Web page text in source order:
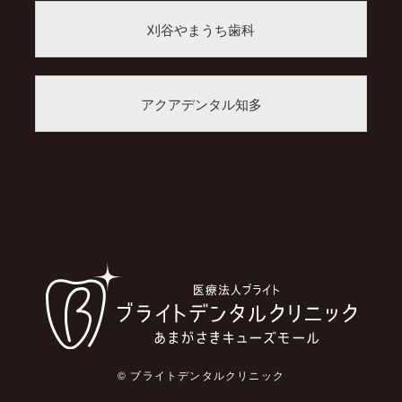
刈谷やまうち歯科
アクアデンタル知多
© ブライトデンタルクリニック